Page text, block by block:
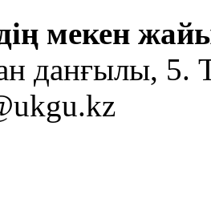
мекен
данғылы,